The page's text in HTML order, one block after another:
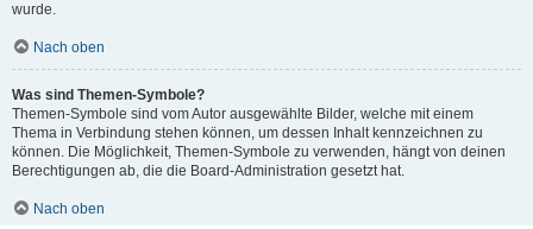
wurde.
Nach oben
Was sind Themen-Symbole?
Themen-Symbole sind vom Autor ausgewählte Bilder, welche mit einem
Thema in Verbindung stehen können, um dessen Inhalt kennzeichnen zu
können. Die Möglichkeit, Themen-Symbole zu verwenden, hängt von deinen
Berechtigungen ab, die die Board-Administration gesetzt hat.
Nach oben